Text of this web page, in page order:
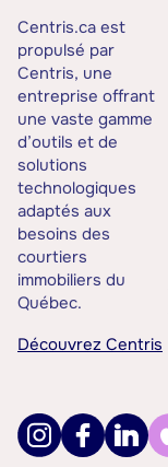
Centris.ca est
propulsé par
Centris, une
entreprise offrant
une vaste gamme
d’outils et de
solutions
technologiques
adaptés aux
besoins des
courtiers
immobiliers du
Québec.
Découvrez Centris